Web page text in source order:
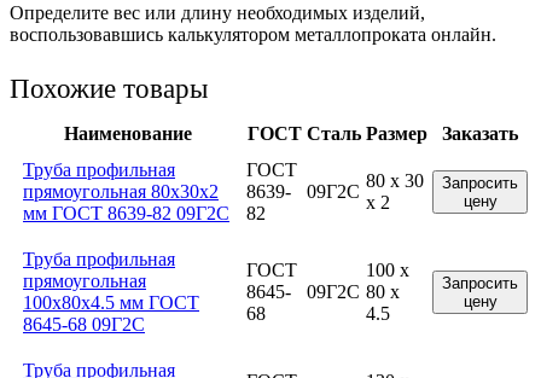
Определите вес или длину необходимых изделий,
воспользовавшись калькулятором металлопроката онлайн.
Похожие товары
Наименование ГОСТ Сталь Размер
Заказать
Труба профильная
прямоугольная 80x30x2
мм ГОСТ 8639-82 09Г2С
ГОСТ
8639-
82
09Г2С
80 x 30
x 2
Запросить
цену
Труба профильная
прямоугольная
100x80x4.5 мм ГОСТ
8645-68 09Г2С
ГОСТ
8645-
68
09Г2С
100 x
80 x
4.5
Запросить
цену
Труба профильная